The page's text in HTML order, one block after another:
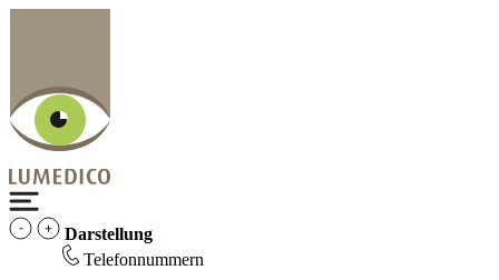
Darstellung
Telefonnummern